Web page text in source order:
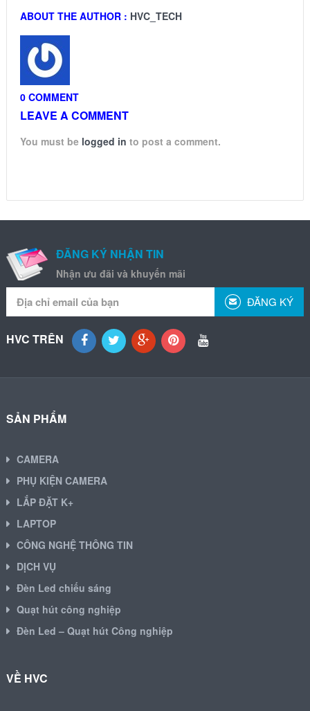
ABOUT THE AUTHOR : HVC_TECH
0 COMMENT
LEAVE A COMMENT
You must be logged in to post a comment.
ĐĂNG KÝ NHẬN TIN
Nhận ưu đãi và khuyến mãi
ĐĂNG KÝ
HVC TRÊN
SẢN PHẨM
CAMERA
PHỤ KIỆN CAMERA
LẮP ĐẶT K+
LAPTOP
CÔNG NGHỆ THÔNG TIN
DỊCH VỤ
Đèn Led chiếu sáng
Quạt hút công nghiệp
Đèn Led – Quạt hút Công nghiệp
VỀ HVC